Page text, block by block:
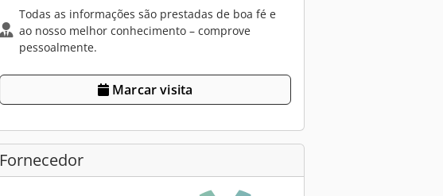
Todas as informações são prestadas de boa fé e
ao nosso melhor conhecimento – comprove
pessoalmente.
Marcar visita
Fornecedor